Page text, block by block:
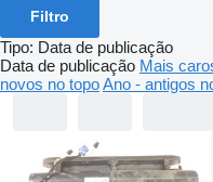
Filtro
Tipo: Data de publicação
Data de publicação Mais
novos no topoAno - antigos